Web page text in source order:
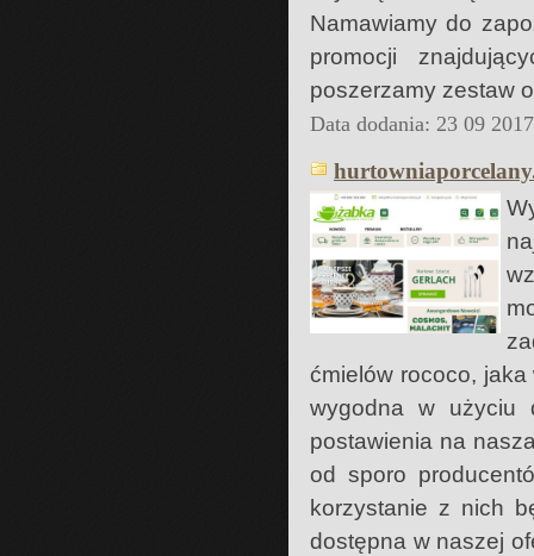
Namawiamy do
promocji
poszerzamy zestaw
Data dodania: 23 09
ćmielów rococo,
wygodna w użyciu
postawienia na
od sporo
korzystanie z nich
dostępna w naszej